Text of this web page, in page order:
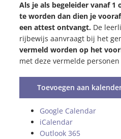
Als je als begeleider vanaf
te worden dan dien je
een attest ontvangt. De
rijbewijs aanvraagt bij het
vermeld worden op het
met deze vermelde
Toevoegen aan
Google Calendar
iCalendar
Outlook 365